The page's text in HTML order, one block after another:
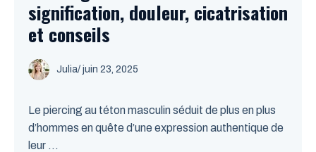
signification, douleur, cicatrisation
et conseils
Julia/ juin 23, 2025
Le piercing au téton masculin séduit de plus en plus
d’hommes en quête d’une expression authentique de
leur ...